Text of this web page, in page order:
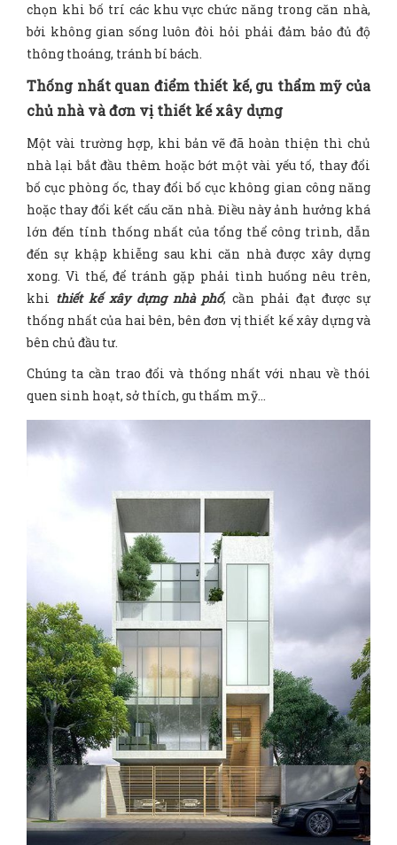
chọn khi bố trí các khu vực chức năng trong căn nhà,
bởi không gian sống luôn đòi hỏi phải đảm bảo đủ độ
thông thoáng, tránh bí bách.
Thống nhất quan điểm thiết kế, gu thẩm mỹ của
chủ nhà và đơn vị thiết kế xây dựng
Một vài trường hợp, khi bản vẽ đã hoàn thiện thì chủ
nhà lại bắt đầu thêm hoặc bớt một vài yếu tố, thay đổi
bố cục phòng ốc, thay đổi bố cục không gian công năng
hoặc thay đổi kết cấu căn nhà. Điều này ảnh hưởng khá
lớn đến tính thống nhất của tổng thể công trình, dẫn
đến sự khập khiễng sau khi căn nhà được xây dựng
xong. Vì thế, để tránh gặp phải tình huống nêu trên,
khi thiết kế xây dựng nhà phố, cần phải đạt được sự
thống nhất của hai bên, bên đơn vị thiết kế xây dựng và
bên chủ đầu tư.
Chúng ta cần trao đổi và thống nhất với nhau về thói
quen sinh hoạt, sở thích, gu thẩm mỹ…